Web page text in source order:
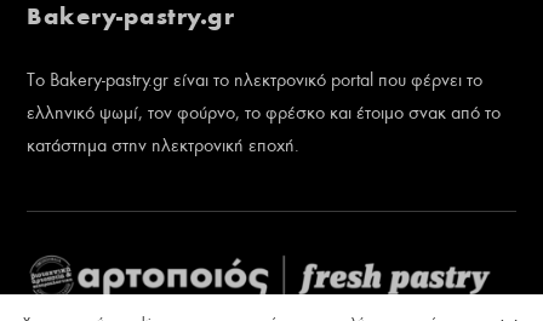
Bakery-pastry.gr
Το Bakery-pastry.gr είναι το ηλεκτρονικό portal που φέρνει το
ελληνικό ψωμί, τον φούρνο, το φρέσκο και έτοιμο σνακ από το
κατάστημα στην ηλεκτρονική εποχή.